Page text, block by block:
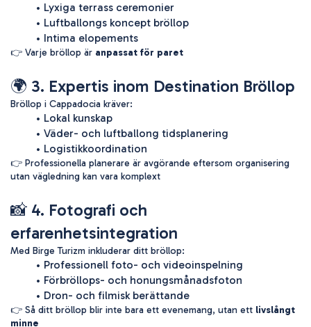
Lyxiga terrass ceremonier
Luftballongs koncept bröllop
Intima elopements
👉 Varje bröllop är anpassat för paret
🌍 3. Expertis inom Destination Bröllop
Bröllop i Cappadocia kräver:
Lokal kunskap
Väder- och luftballong tidsplanering
Logistikkoordination
👉 Professionella planerare är avgörande eftersom organisering
utan vägledning kan vara komplext
📸 4. Fotografi och
erfarenhetsintegration
Med Birge Turizm inkluderar ditt bröllop:
Professionell foto- och videoinspelning
Förbröllops- och honungsmånadsfoton
Dron- och filmisk berättande
👉 Så ditt bröllop blir inte bara ett evenemang, utan ett livslångt
minne